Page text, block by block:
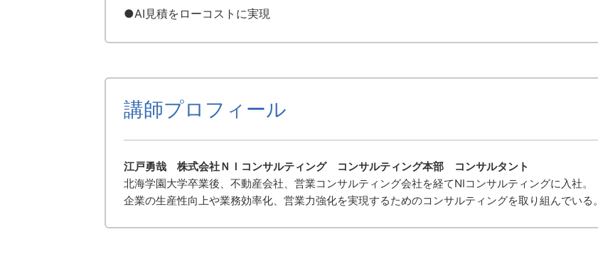
●AI見積をローコストに実現
講師プロフィール
江戸勇哉 株式会社ＮＩコンサルティング コンサルティング本部 コンサルタント
北海学園大学卒業後、不動産会社、営業コンサルティング会社を経てNIコンサルティングに入社。
企業の生産性向上や業務効率化、営業力強化を実現するためのコンサルティングを取り組んでいる。